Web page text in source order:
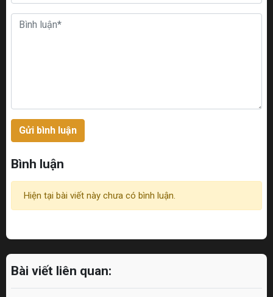
Gửi bình luận
Bình luận
Hiện tại bài viết này chưa có bình luận.
Bài viết liên quan: